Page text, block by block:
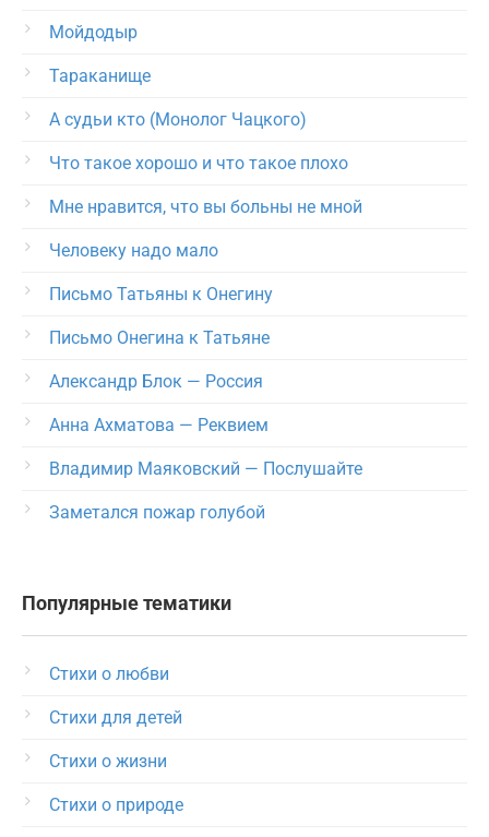
Мойдодыр
Тараканище
А судьи кто (Монолог Чацкого)
Что такое хорошо и что такое плохо
Мне нравится, что вы больны не мной
Человеку надо мало
Письмо Татьяны к Онегину
Письмо Онегина к Татьяне
Александр Блок — Россия
Анна Ахматова — Реквием
Владимир Маяковский — Послушайте
Заметался пожар голубой
Популярные тематики
Стихи о любви
Стихи для детей
Стихи о жизни
Стихи о природе